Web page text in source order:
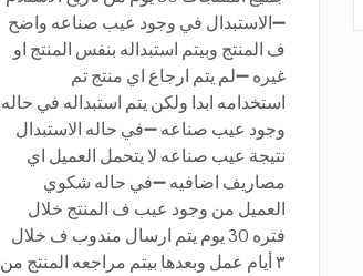
➖الاستبدال في وجود عيب صناعه واضح
ف المنتج وبيتم استبداله بنفس المنتج او
غيره ➖لم يتم ارجاع اي منتج تم
استخدامه ابدا ولكن يتم استبداله في حاله
وجود عيب صناعه ➖في حاله الاستبدال
نتيجة عيب صناعه لا يتحمل العميل اي
مصاريف اضافيه ➖في حاله شكوي
العميل من وجود عيب ف المنتج خلال
فتره 30 يوم يتم ارسال مندوب ف خلال
٣ أيام عمل وبعدها بيتم مراجعه المنتج من